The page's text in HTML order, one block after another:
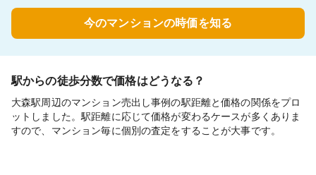
今のマンションの時価を知る
駅からの徒歩分数で価格はどうなる？
大森駅周辺のマンション売出し事例の駅距離と価格の関係をプロ
ットしました。駅距離に応じて価格が変わるケースが多くありま
すので、マンション毎に個別の査定をすることが大事です。